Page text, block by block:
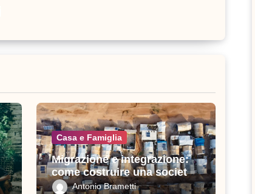
Casa e Famiglia
Migrazione e integrazione:
come costruire una società
inclusiva in Italia
Antonio Brametti